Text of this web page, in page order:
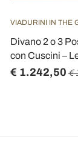
VIADURINI IN THE
Divano 2 o 3
con Cuscini –
€ 1.242,50 €